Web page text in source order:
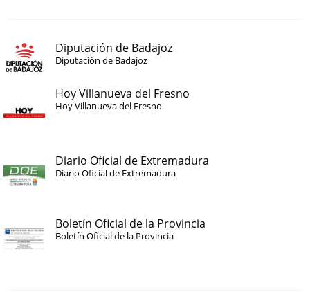
Diputación de Badajoz
Diputación de Badajoz
Hoy Villanueva del Fresno
Hoy Villanueva del Fresno
Diario Oficial de Extremadura
Diario Oficial de Extremadura
Boletín Oficial de la Provincia
Boletín Oficial de la Provincia